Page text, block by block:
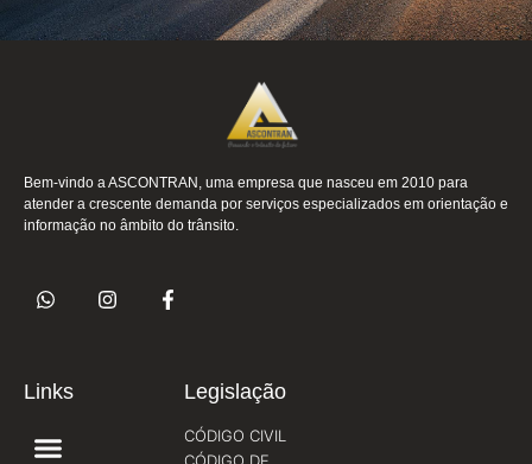
Bem-vindo a ASCONTRAN, uma empresa que nasceu em 2010 para
atender a crescente demanda por serviços especializados em orientação e
informação no âmbito do trânsito.
Links Legislação
CÓDIGO CIVIL